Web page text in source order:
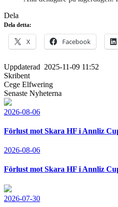
Dela
Dela detta:
X Facebook
Uppdaterad 2025-11-09 11:52
Skribent
Cege Elfwering
Senaste Nyheterna
2026-08-06
Förlust mot Skara HF i Annliz
2026-08-06
Förlust mot Skara HF i Annliz
2026-07-30